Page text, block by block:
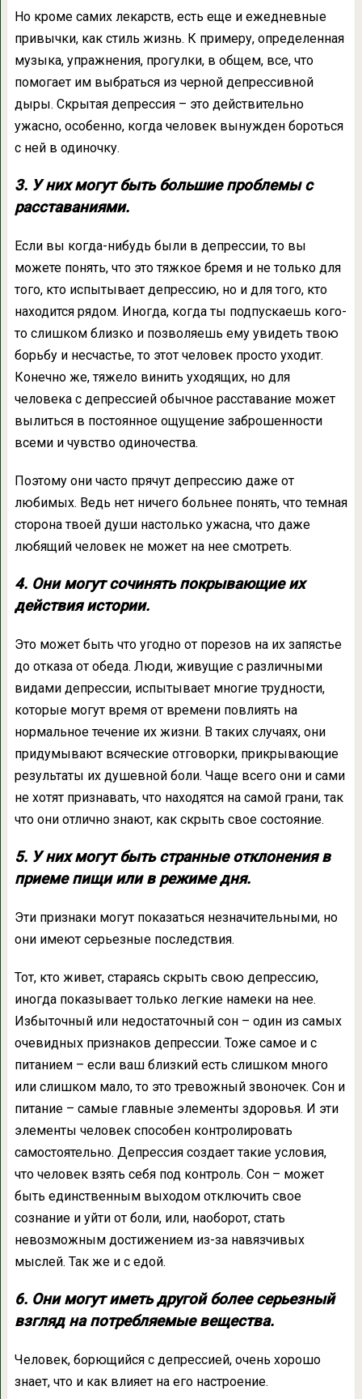
Но кроме самих лекарств, есть еще и ежедневные
привычки, как стиль жизнь. К примеру, определенная
музыка, упражнения, прогулки, в общем, все, что
помогает им выбраться из черной депрессивной
дыры. Скрытая депрессия – это действительно
ужасно, особенно, когда человек вынужден бороться
с ней в одиночку.
3. У них могут быть большие проблемы с
расставаниями.
Если вы когда-нибудь были в депрессии, то вы
можете понять, что это тяжкое бремя и не только для
того, кто испытывает депрессию, но и для того, кто
находится рядом. Иногда, когда ты подпускаешь кого-
то слишком близко и позволяешь ему увидеть твою
борьбу и несчастье, то этот человек просто уходит.
Конечно же, тяжело винить уходящих, но для
человека с депрессией обычное расставание может
вылиться в постоянное ощущение заброшенности
всеми и чувство одиночества.
Поэтому они часто прячут депрессию даже от
любимых. Ведь нет ничего больнее понять, что темная
сторона твоей души настолько ужасна, что даже
любящий человек не может на нее смотреть.
4. Они могут сочинять покрывающие их
действия истории.
Это может быть что угодно от порезов на их запястье
до отказа от обеда. Люди, живущие с различными
видами депрессии, испытывает многие трудности,
которые могут время от времени повлиять на
нормальное течение их жизни. В таких случаях, они
придумывают всяческие отговорки, прикрывающие
результаты их душевной боли. Чаще всего они и сами
не хотят признавать, что находятся на самой грани, так
что они отлично знают, как скрыть свое состояние.
5. У них могут быть странные отклонения в
приеме пищи или в режиме дня.
Эти признаки могут показаться незначительными, но
они имеют серьезные последствия.
Тот, кто живет, стараясь скрыть свою депрессию,
иногда показывает только легкие намеки на нее.
Избыточный или недостаточный сон – один из самых
очевидных признаков депрессии. Тоже самое и с
питанием – если ваш близкий есть слишком много
или слишком мало, то это тревожный звоночек. Сон и
питание – самые главные элементы здоровья. И эти
элементы человек способен контролировать
самостоятельно. Депрессия создает такие условия,
что человек взять себя под контроль. Сон – может
быть единственным выходом отключить свое
сознание и уйти от боли, или, наоборот, стать
невозможным достижением из-за навязчивых
мыслей. Так же и с едой.
6. Они могут иметь другой более серьезный
взгляд на потребляемые вещества.
Человек, борющийся с депрессией, очень хорошо
знает, что и как влияет на его настроение.